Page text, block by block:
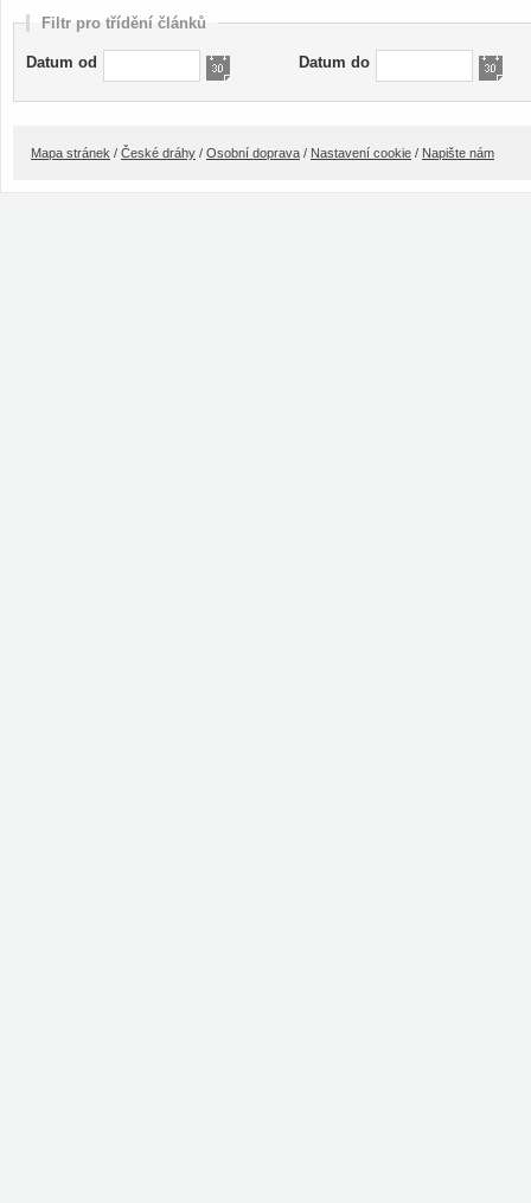
Filtr pro třídění článků
Datum od Datum do
Mapa stránek / České dráhy / Osobní doprava / Nastavení cookie / Napište nám